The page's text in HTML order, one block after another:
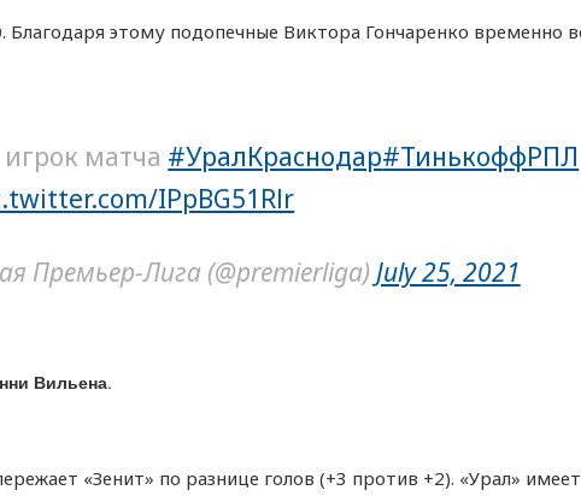
этому подопечные Виктора Гончаренко временно
матча #УралКраснодар#ТинькоффРПЛ
IPpBG51Rlr
Премьер-Лига (@premierliga) July 25, 2021
Вильена.
«Зенит» по разнице голов (+3 против +2). «Урал»